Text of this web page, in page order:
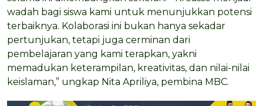
wadah bagi siswa kami untuk menunjukkan potensi
terbaiknya. Kolaborasi ini bukan hanya sekadar
pertunjukan, tetapi juga cerminan dari
pembelajaran yang kami terapkan, yakni
memadukan keterampilan, kreativitas, dan nilai-nilai
keislaman,” ungkap Nita Apriliya, pembina MBC.